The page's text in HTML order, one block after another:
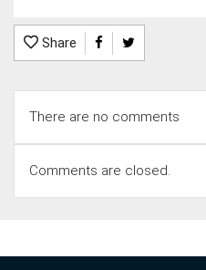
Share
There are no comments
Comments are closed.